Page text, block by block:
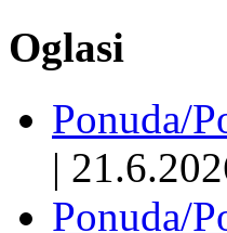
Oglasi
Ponuda/
|
Ponuda/